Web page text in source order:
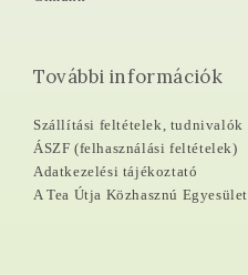
További információk
Szállítási feltételek, tudnivalók
ÁSZF (felhasználási feltételek)
Adatkezelési tájékoztató
A Tea Útja Közhasznú Egyesület